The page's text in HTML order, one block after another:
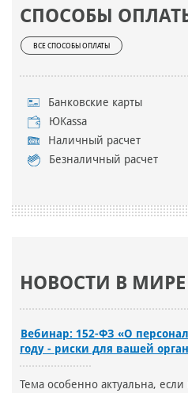
СПОСОБЫ
ВСЕ СПОСОБЫ ОПЛАТЫ
Банковские карты
ЮKassa
Наличный расчет
Безналичный расчет
НОВОСТИ В
Вебинар: 152-ФЗ «О
году - риски для вашей
Тема особенно актуальна,